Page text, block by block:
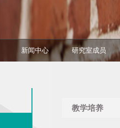
新闻中心 研究室成员
教学培养